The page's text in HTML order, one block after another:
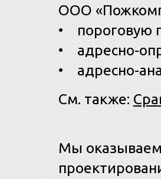
ООО
• пороговую
• адресно-
• адресно-
См. также:
Мы